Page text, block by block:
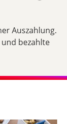
Auszahlung.
bezahlte